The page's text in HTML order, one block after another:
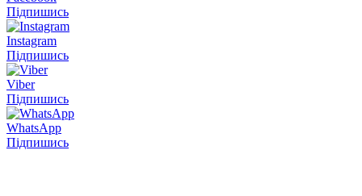
Підпишись
Instagram
Підпишись
Viber
Підпишись
WhatsApp
Підпишись